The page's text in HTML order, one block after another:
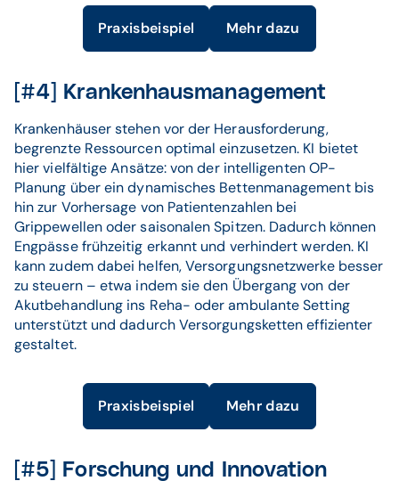
Praxisbeispiel Mehr dazu
[#4] Krankenhausmanagement
Krankenhäuser stehen vor der Herausforderung,
begrenzte Ressourcen optimal einzusetzen. KI bietet
hier vielfältige Ansätze: von der intelligenten OP-
Planung über ein dynamisches Bettenmanagement bis
hin zur Vorhersage von Patientenzahlen bei
Grippewellen oder saisonalen Spitzen. Dadurch können
Engpässe frühzeitig erkannt und verhindert werden. KI
kann zudem dabei helfen, Versorgungsnetzwerke besser
zu steuern – etwa indem sie den Übergang von der
Akutbehandlung ins Reha- oder ambulante Setting
unterstützt und dadurch Versorgungsketten effizienter
gestaltet.
Praxisbeispiel Mehr dazu
[#5] Forschung und Innovation